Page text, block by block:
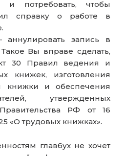
и потребовать, чтобы
справку о работе в
аннулировать запись в
Вы вправе сделать,
30 Правил ведения и
книжек, изготовления
книжки и обеспечения
утвержденных
РФ от 16
«О трудовых книжках».
главбух не хочет